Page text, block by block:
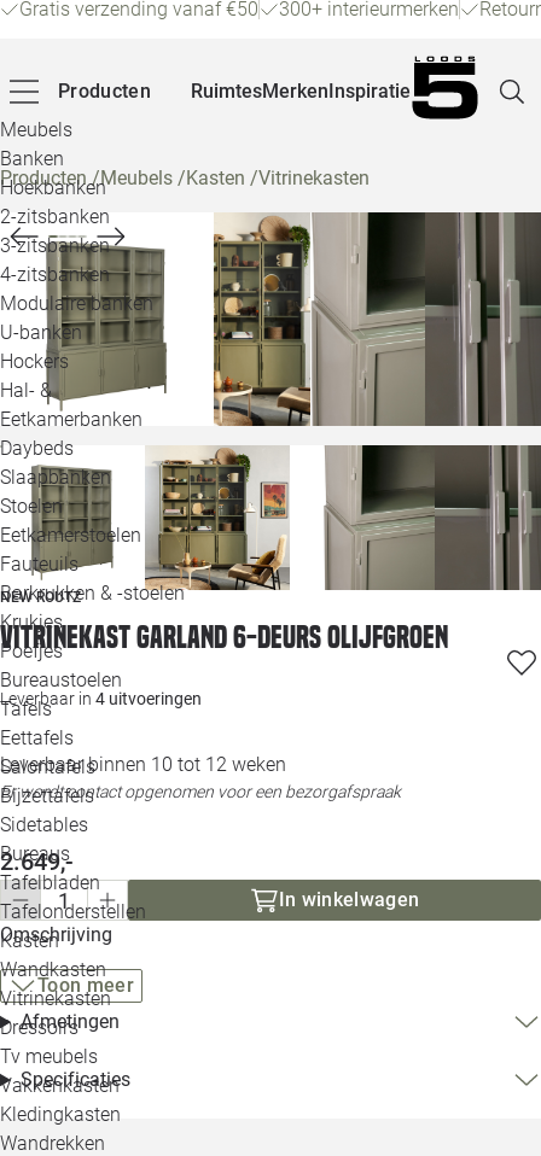
Gratis verzending vanaf €50 300+ interieurmerken
Producten
Meubels
Banken
Hoekbanken
2-zitsbanken
3-zitsbanken
4-zitsbanken
Modulaire banken
U-banken
Hockers
Hal- &
Eetkamerbanken
Daybeds
Slaapbanken
Stoelen
Eetkamerstoelen
Fauteuils
Barkrukken & -stoelen
Krukjes
Poefjes
Bureaustoelen
Tafels
Eettafels
Salontafels
Bijzettafels
Sidetables
Bureaus
Tafelbladen
Tafelonderstellen
Kasten
Wandkasten
Vitrinekasten
Dressoirs
Tv meubels
Vakkenkasten
Kledingkasten
Wandrekken
RuimtesMerkenInspiratie
Producten/Meubels /Kasten /Vitrinekasten
NEW ROUTZ
Vitrinekast Garland 6-deurs olijfgroen
Leverbaar in 4 uitvoeringen
Leverbaar binnen 10 tot 12 weken
Er wordt contact opgenomen voor een bezorgafspraak
2.649,-
In winkelwagen
Omschrijving
Toon meer
Afmetingen
Specificaties